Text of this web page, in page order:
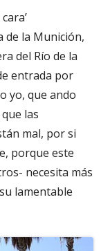
de la Munición,
del Río de la
entrada por
yo, que ando
las
mal, por si
porque este
necesita más
lamentable